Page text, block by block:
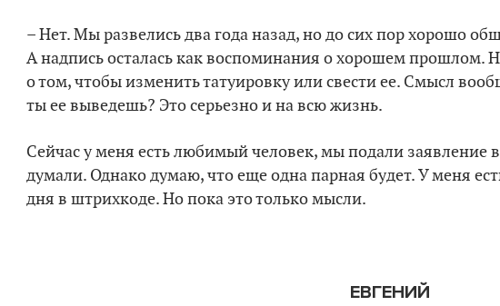
– Нет. Мы развелись два года назад, но до сих пор хорошо
А надпись осталась как воспоминания о хорошем прошлом.
о том, чтобы изменить татуировку или свести ее. Смысл
ты ее выведешь? Это серьезно и на всю жизнь.
Сейчас у меня есть любимый человек, мы подали заявление
думали. Однако думаю, что еще одна парная будет. У меня
дня в штрихкоде. Но пока это только мысли.
ЕВГЕНИЙ